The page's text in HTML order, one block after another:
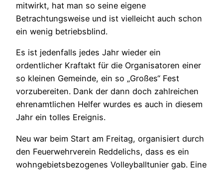
mitwirkt, hat man so seine eigene
Betrachtungsweise und ist vielleicht auch schon
ein wenig betriebsblind.
Es ist jedenfalls jedes Jahr wieder ein
ordentlicher Kraftakt für die Organisatoren einer
so kleinen Gemeinde, ein so „Großes“ Fest
vorzubereiten. Dank der dann doch zahlreichen
ehrenamtlichen Helfer wurdes es auch in diesem
Jahr ein tolles Ereignis.
Neu war beim Start am Freitag, organisiert durch
den Feuerwehrverein Reddelichs, dass es ein
wohngebietsbezogenes Volleyballtunier gab. Eine